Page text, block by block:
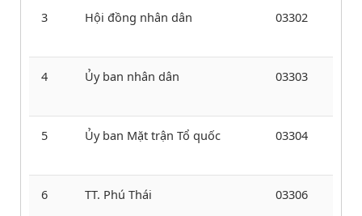
3 Hội đồng nhân dân 03302
4 Ủy ban nhân dân 03303
5 Ủy ban Mặt trận Tổ quốc 03304
6 TT. Phú Thái 03306